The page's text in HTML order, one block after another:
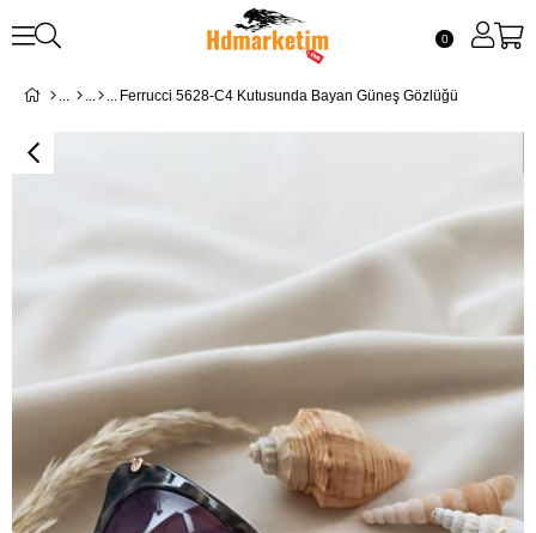
0
Ferrucci 5628-C4 Kutusunda Bayan Güneş Gözlüğü